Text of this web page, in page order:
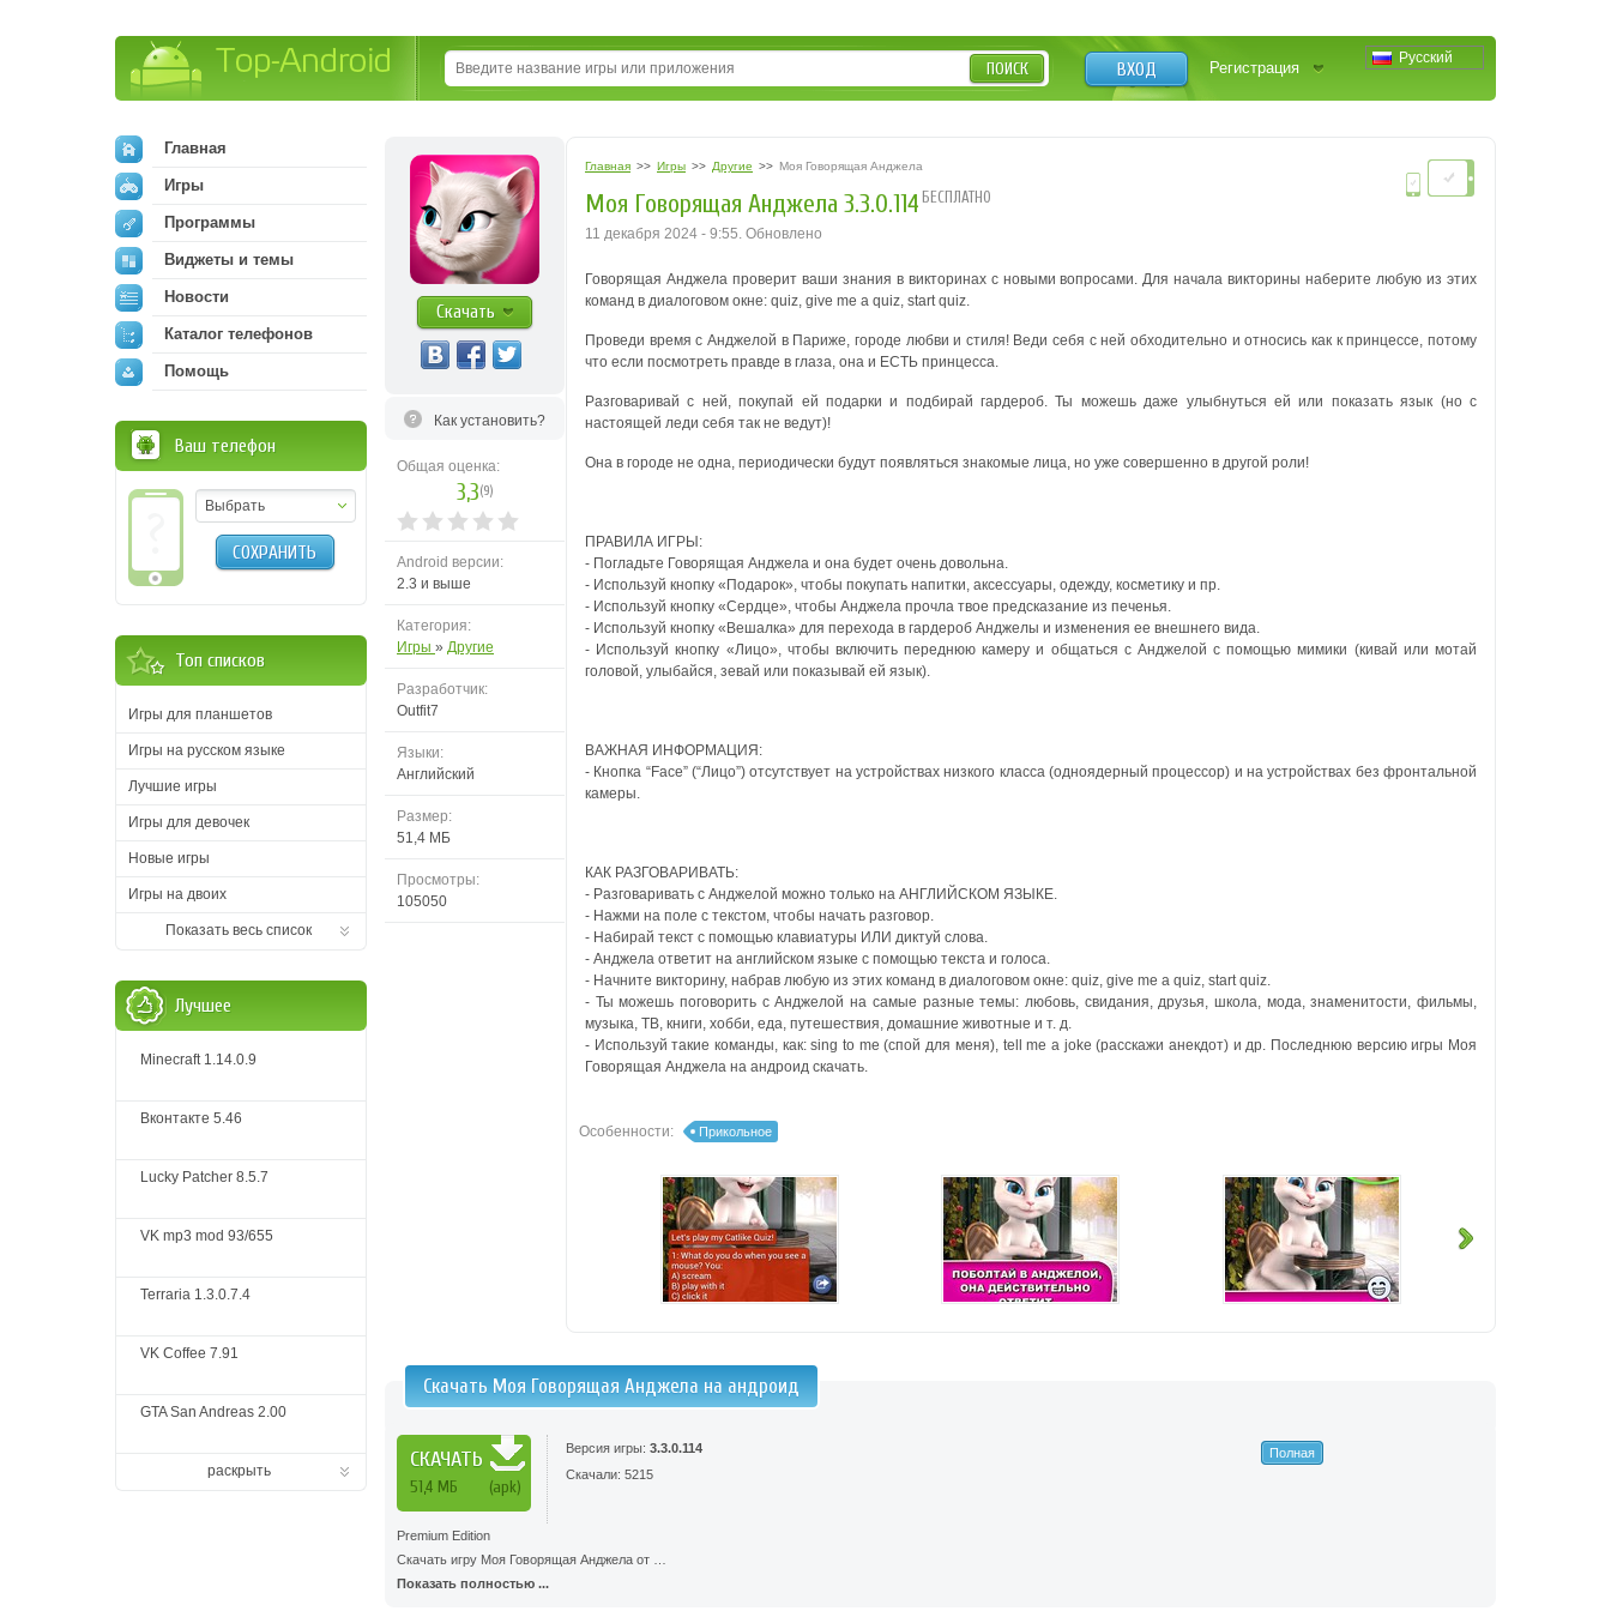
Русский
ВХОД Регистрация
ПОИСК
Скачать
Как установить?
Общая оценка:
3,3(9)
Android версии:
2.3 и выше
Категория:
Игры » Другие
Разработчик:
Outfit7
Языки:
Английский
Размер:
51,4 МБ
Просмотры:
105050
Главная >> Игры >> Другие >> Моя Говорящая Анджела
Моя Говорящая Анджела 3.3.0.114 БЕСПЛАТНО
11 декабря 2024 - 9:55. Обновлено
Говорящая Анджела проверит ваши знания в викторинах с новыми вопросами. Для начала викторины наберите любую из этих
команд в диалоговом окне: quiz, give me a quiz, start quiz.
Проведи время с Анджелой в Париже, городе любви и стиля! Веди себя с ней обходительно и относись как к принцессе, потому
что если посмотреть правде в глаза, она и ЕСТЬ принцесса.
Разговаривай с ней, покупай ей подарки и подбирай гардероб. Ты можешь даже улыбнуться ей или показать язык (но с
настоящей леди себя так не ведут)!
Она в городе не одна, периодически будут появляться знакомые лица, но уже совершенно в другой роли!
ПРАВИЛА ИГРЫ:
- Погладьте Говорящая Анджела и она будет очень довольна.
- Используй кнопку «Подарок», чтобы покупать напитки, аксессуары, одежду, косметику и пр.
- Используй кнопку «Сердце», чтобы Анджела прочла твое предсказание из печенья.
- Используй кнопку «Вешалка» для перехода в гардероб Анджелы и изменения ее внешнего вида.
- Используй кнопку «Лицо», чтобы включить переднюю камеру и общаться с Анджелой с помощью мимики (кивай или мотай
головой, улыбайся, зевай или показывай ей язык).
ВАЖНАЯ ИНФОРМАЦИЯ:
- Кнопка “Face” (“Лицо”) отсутствует на устройствах низкого класса (одноядерный процессор) и на устройствах без фронтальной
камеры.
КАК РАЗГОВАРИВАТЬ:
- Разговаривать с Анджелой можно только на АНГЛИЙСКОМ ЯЗЫКЕ.
- Нажми на поле с текстом, чтобы начать разговор.
- Набирай текст с помощью клавиатуры ИЛИ диктуй слова.
- Анджела ответит на английском языке с помощью текста и голоса.
- Начните викторину, набрав любую из этих команд в диалоговом окне: quiz, give me a quiz, start quiz.
- Ты можешь поговорить с Анджелой на самые разные темы: любовь, свидания, друзья, школа, мода, знаменитости, фильмы,
музыка, ТВ, книги, хобби, еда, путешествия, домашние животные и т. д.
- Используй такие команды, как: sing to me (спой для меня), tell me a joke (расскажи анекдот) и др. Последнюю версию игры Моя
Говорящая Анджела на андроид скачать.
Особенности: Прикольное
Скачать Моя Говорящая Анджела на андроид
СКАЧАТЬ
51,4 МБ (apk)
Версия игры: 3.3.0.114
Скачали: 5215
Полная
Premium Edition
Скачать игру Моя Говорящая Анджела от …
Показать полностью ...
Главная
Игры
Программы
Виджеты и темы
Новости
Каталог телефонов
Помощь
Ваш телефон
Выбрать
СОХРАНИТЬ
Топ списков
Игры для планшетов
Игры на русском языке
Лучшие игры
Игры для девочек
Новые игры
Игры на двоих
Показать весь список
Лучшее
Minecraft 1.14.0.9
Вконтакте 5.46
Lucky Patcher 8.5.7
VK mp3 mod 93/655
Terraria 1.3.0.7.4
VK Coffee 7.91
GTA San Andreas 2.00
раскрыть